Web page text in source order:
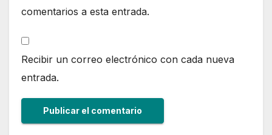
comentarios a esta entrada.
Recibir un correo electrónico con cada nueva
entrada.